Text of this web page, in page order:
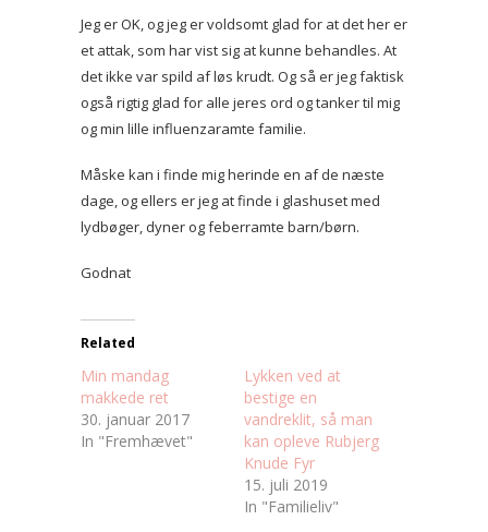
Jeg er OK, og jeg er voldsomt glad for at det her er
et attak, som har vist sig at kunne behandles. At
det ikke var spild af løs krudt. Og så er jeg faktisk
også rigtig glad for alle jeres ord og tanker til mig
og min lille influenzaramte familie.
Måske kan i finde mig herinde en af de næste
dage, og ellers er jeg at finde i glashuset med
lydbøger, dyner og feberramte barn/børn.
Godnat
Related
Min mandag
makkede ret
30. januar 2017
In "Fremhævet"
Lykken ved at
bestige en
vandreklit, så man
kan opleve Rubjerg
Knude Fyr
15. juli 2019
In "Familieliv"